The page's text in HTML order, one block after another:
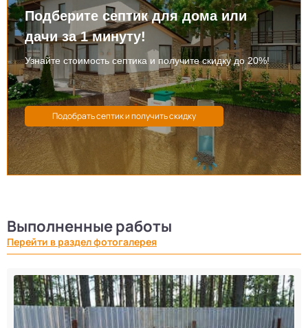
Подберите септик для дома или
дачи за 1 минуту!
Узнайте стоимость септика и получите скидку до 20%!
Выполненные работы
Перейти в раздел фотогалерея